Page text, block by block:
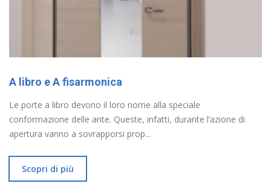
A libro e A fisarmonica
Le porte a libro devono il loro nome alla speciale
conformazione delle ante. Queste, infatti, durante l’azione di
apertura vanno a sovrapporsi prop...
Scopri di più